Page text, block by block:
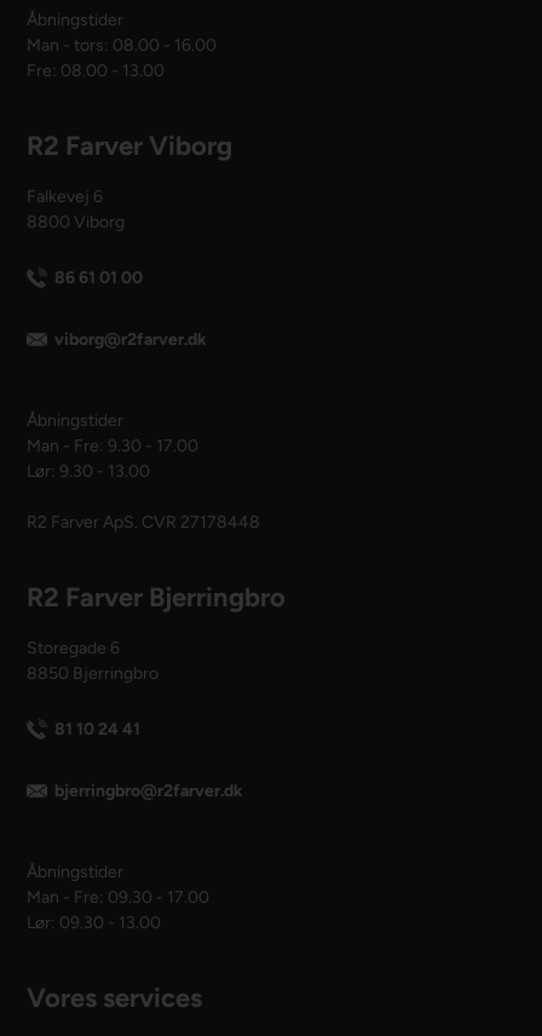
Åbningstider
Man - tors: 08.00 - 16.00
Fre: 08.00 - 13.00
R2 Farver Viborg
Falkevej 6
8800 Viborg
86 61 01 00
viborg@r2farver.dk
Åbningstider
Man - Fre: 9.30 - 17.00
Lør: 9.30 - 13.00
R2 Farver ApS. CVR 27178448
R2 Farver Bjerringbro
Storegade 6
8850 Bjerringbro
81 10 24 41
bjerringbro@r2farver.dk
Åbningstider
Man - Fre: 09.30 - 17.00
Lør: 09.30 - 13.00
Vores services